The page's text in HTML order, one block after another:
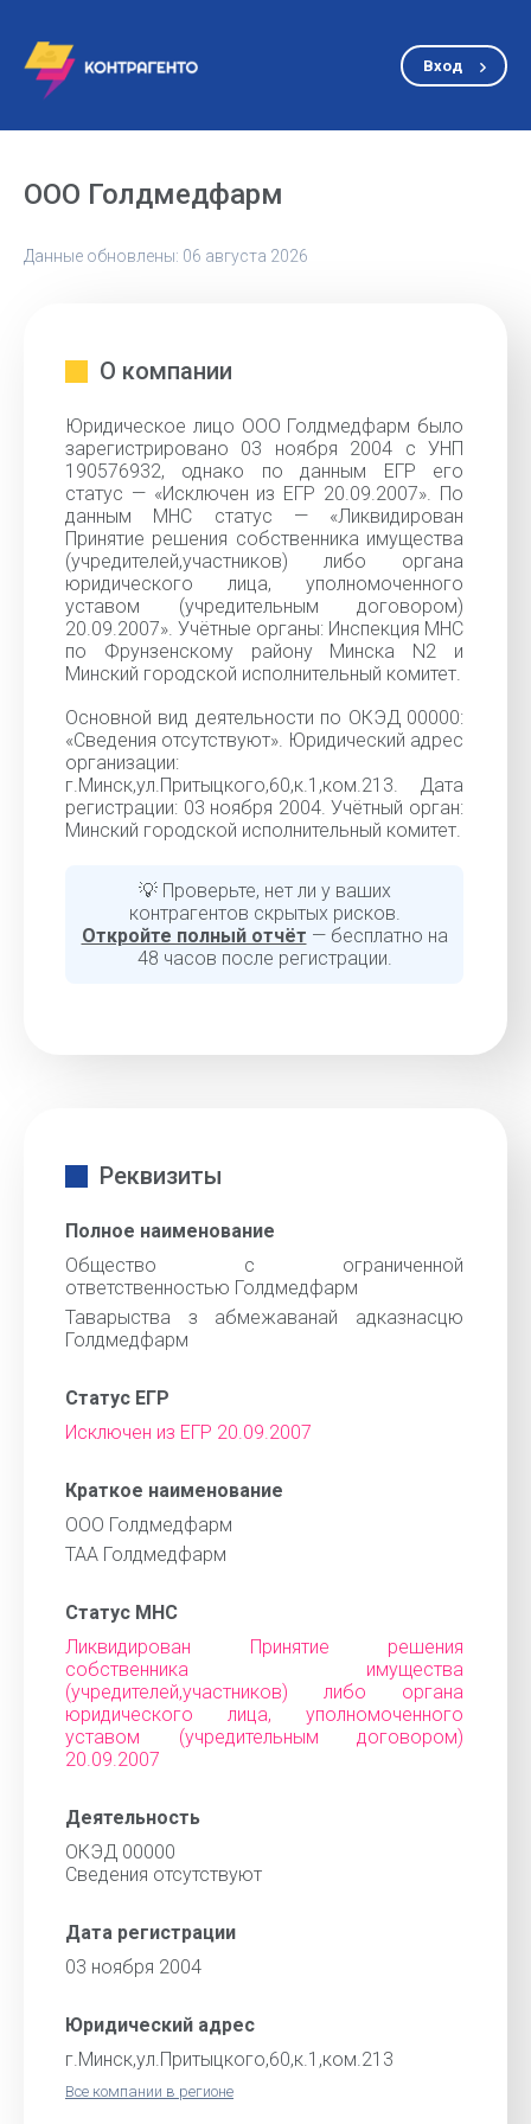
Вход
ООО Голдмедфарм
Данные обновлены: 06 августа 2026
О компании
Юридическое лицо ООО Голдмедфарм было
зарегистрировано 03 ноября 2004 с УНП
190576932, однако по данным ЕГР его
статус — «Исключен из ЕГР 20.09.2007». По
данным МНС статус — «Ликвидирован
Принятие решения собственника имущества
(учредителей,участников) либо органа
юридического лица, уполномоченного
уставом (учредительным договором)
20.09.2007». Учётные органы: Инспекция МНС
по Фрунзенскому району Минска N2 и
Минский городской исполнительный комитет.
Основной вид деятельности по ОКЭД 00000:
«Cведения отсутствуют». Юридический адрес
организации:
г.Минск,ул.Притыцкого,60,к.1,ком.213. Дата
регистрации: 03 ноября 2004. Учётный орган:
Минский городской исполнительный комитет.
💡 Проверьте, нет ли у ваших
контрагентов скрытых рисков.
Откройте полный отчёт — бесплатно на
48 часов после регистрации.
Реквизиты
Полное наименование
Общество с ограниченной
ответственностью Голдмедфарм
Таварыства з абмежаванай адказнасцю
Голдмедфарм
Статус ЕГР
Исключен из ЕГР 20.09.2007
Краткое наименование
ООО Голдмедфарм
ТАА Голдмедфарм
Статус МНС
Ликвидирован Принятие решения
собственника имущества
(учредителей,участников) либо органа
юридического лица, уполномоченного
уставом (учредительным договором)
20.09.2007
Деятельность
ОКЭД 00000
Cведения отсутствуют
Дата регистрации
03 ноября 2004
Юридический адрес
г.Минск,ул.Притыцкого,60,к.1,ком.213
Все компании в регионе